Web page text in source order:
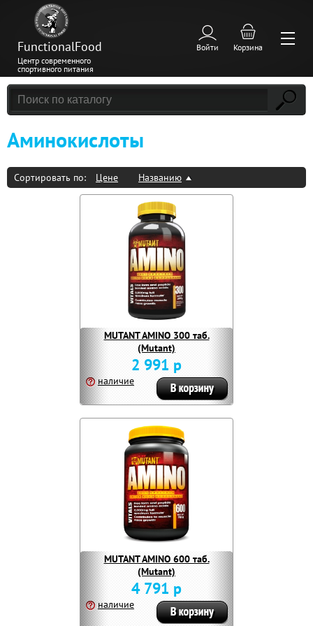
FunctionalFood
Центр современного
спортивного питания
Войти Корзина
Аминокислоты
Сортировать по: Цене Названию
MUTANT AMINO 300 таб.
(Mutant)
2 991 р
наличие
MUTANT AMINO 600 таб.
(Mutant)
4 791 р
наличие